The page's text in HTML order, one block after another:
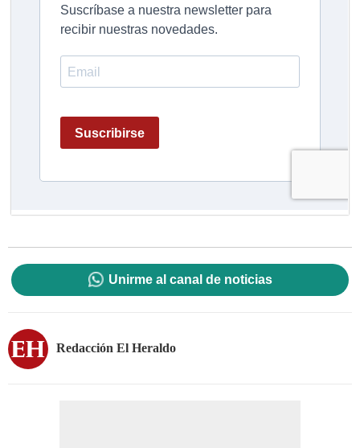
Unirme al canal de noticias
Redacción El Heraldo